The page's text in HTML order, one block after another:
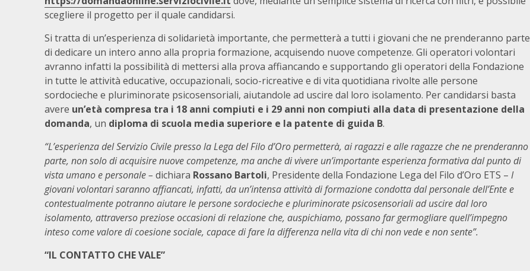
scegliere il progetto per il quale candidarsi.
Si tratta di un’esperienza di solidarietà importante, che permetterà a tutti i giovani che ne prenderanno parte
di dedicare un intero anno alla propria formazione, acquisendo nuove competenze. Gli operatori volontari
avranno infatti la possibilità di mettersi alla prova affiancando e supportando gli operatori della Fondazione
in tutte le attività educative, occupazionali, socio-ricreative e di vita quotidiana rivolte alle persone
sordocieche e pluriminorate psicosensoriali, aiutandole ad uscire dal loro isolamento. Per candidarsi basta
avere un’età compresa tra i 18 anni compiuti e i 29 anni non compiuti alla data di presentazione della
domanda, un diploma di scuola media superiore e la patente di guida B.
“L’esperienza del Servizio Civile presso la Lega del Filo d’Oro permetterà, ai ragazzi e alle ragazze che ne prenderanno
parte, non solo di acquisire nuove competenze, ma anche di vivere un’importante esperienza formativa dal punto di
vista umano e personale – dichiara Rossano Bartoli, Presidente della Fondazione Lega del Filo d’Oro ETS – I
giovani volontari saranno affiancati, infatti, da un’intensa attività di formazione condotta dal personale dell’Ente e
contestualmente potranno aiutarele persone sordocieche e pluriminorate psicosensoriali ad uscire dal loro
isolamento, attraverso preziose occasioni di relazione che, auspichiamo, possano far germogliare quell’impegno
inteso come valore di coesione sociale, capace di fare la differenza nella vita di chi non vede e non sente”.
“IL CONTATTO CHE VALE”